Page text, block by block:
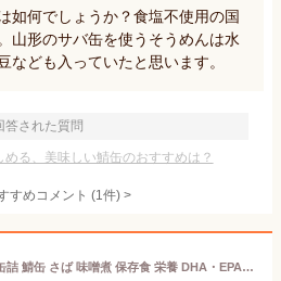
如何でしょうか？食塩不使用の国
山形のサバ缶を使うそうめんは水
なども入っていたと思います。
答された質問
る、美味しい鯖缶のおすすめは？
すめコメント (1件) >
さばみそ煮 200g サバ 缶詰 鯖缶 さば 味噌煮 保存食 栄養 DHA・EPA 4571286959574【WIN】